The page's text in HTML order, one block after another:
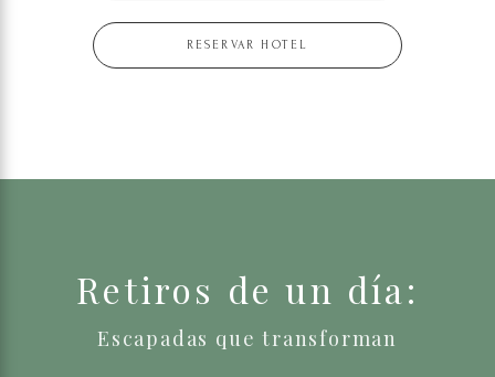
RESERVAR HOTEL
Retiros de un día:
Escapadas que transforman